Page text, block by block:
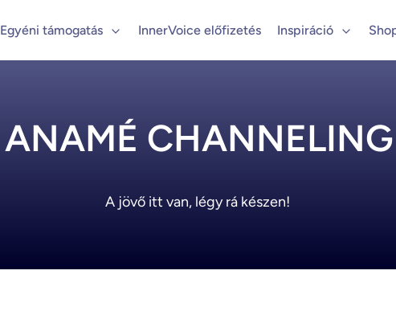
Egyéni támogatás InnerVoice előfizetés Inspiráció
ANAMÉ CHANNELING
A jövő itt van, légy rá készen!